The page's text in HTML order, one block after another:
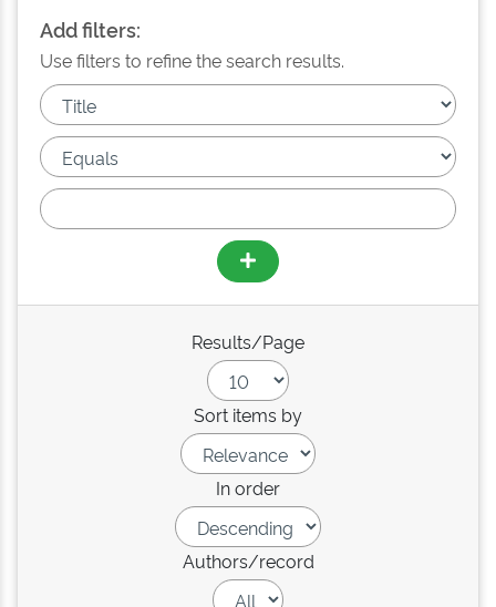
Add filters:
Use filters to refine the search results.
Results/Page
Sort items by
In order
Authors/record